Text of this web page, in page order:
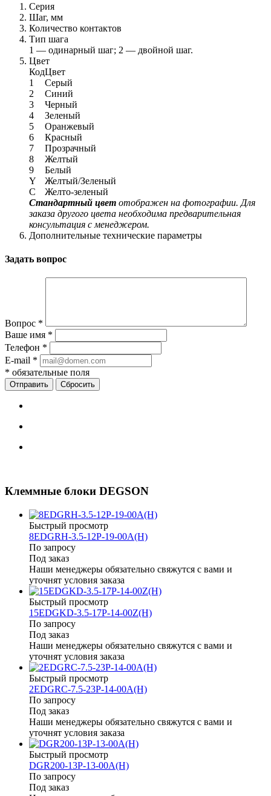
Серия
Шаг, мм
Количество контактов
Тип шага
1 — одинарный шаг; 2 — двойной шаг.
Цвет
КодЦвет
1
Серый
2
Синий
3
Черный
4
Зеленый
5
Оранжевый
6
Красный
7
Прозрачный
8
Желтый
9
Белый
Y
Желтый/Зеленый
C
Желто-зеленый
Стандартный цвет отображен на фотографии. Для
заказа другого цвета необходима предварительная
консультация с менеджером.
Дополнительные технические параметры
Задать вопрос
Вопрос *
Ваше имя *
Телефон *
E-mail *
* обязательные поля
Сбросить
Клеммные блоки DEGSON
Быстрый просмотр
8EDGRH-3.5-12P-19-00A(H)
По запросу
Под заказ
Наши менеджеры обязательно свяжутся с вами и
уточнят условия заказа
Быстрый просмотр
15EDGKD-3.5-17P-14-00Z(H)
По запросу
Под заказ
Наши менеджеры обязательно свяжутся с вами и
уточнят условия заказа
Быстрый просмотр
2EDGRC-7.5-23P-14-00A(H)
По запросу
Под заказ
Наши менеджеры обязательно свяжутся с вами и
уточнят условия заказа
Быстрый просмотр
DGR200-13P-13-00A(H)
По запросу
Под заказ